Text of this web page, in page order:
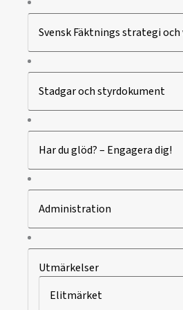
Svensk Fäktnings strategi
Stadgar och styrdokument
Har du glöd? – Engagera dig!
Administration
Utmärkelser
Elitmärket